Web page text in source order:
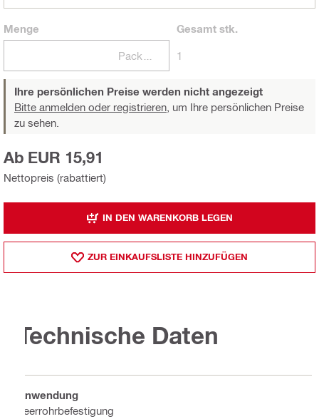
Menge Gesamtstk.
1
Ihre persönlichen Preise werden nicht angezeigt
Bitte anmelden oder registrieren, um Ihre persönlichen Preise
zu sehen.
Nettopreis (rabattiert)
Ab EUR 15,91
IN DEN WARENKORB LEGEN
ZUR EINKAUFSLISTE HINZUFÜGEN
Technische Daten
Anwendung
Leerrohrbefestigung